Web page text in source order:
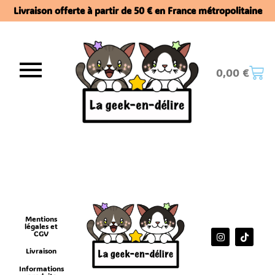
Livraison offerte à partir de 50 € en France métropolitaine​
0,00 €
Mentions
légales et
CGV
Livraison
Informations